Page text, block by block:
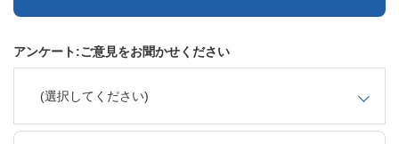
アンケート:ご意見をお聞かせください
(選択してください)